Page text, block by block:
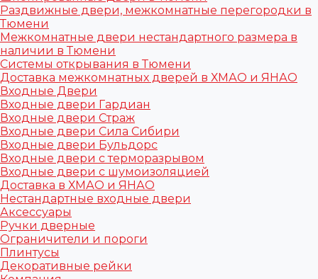
Раздвижные двери, межкомнатные перегородки в
Тюмени
Межкомнатные двери нестандартного размера в
наличии в Тюмени
Системы открывания в Тюмени
Доставка межкомнатных дверей в ХМАО и ЯНАО
Входные Двери
Входные двери Гардиан
Входные двери Страж
Входные двери Сила Сибири
Входные двери Бульдорс
Входные двери с терморазрывом
Входные двери с шумоизоляцией
Доставка в ХМАО и ЯНАО
Нестандартные входные двери
Аксессуары
Ручки дверные
Ограничители и пороги
Плинтусы
Декоративные рейки